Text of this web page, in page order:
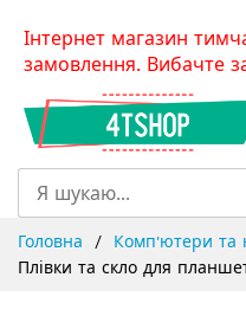
SkipІнтернет магазин
замовлення. Вибачте
Головна Комп'ютери та
Плівки та скло для